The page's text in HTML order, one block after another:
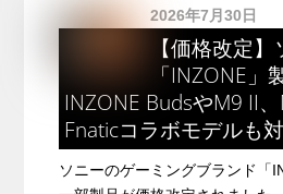
2026年7月30日
【価格改定
「INZONE」
INZONE BudsやM9 II、
Fnaticコラボモデルも
ソニーのゲーミングブランド「